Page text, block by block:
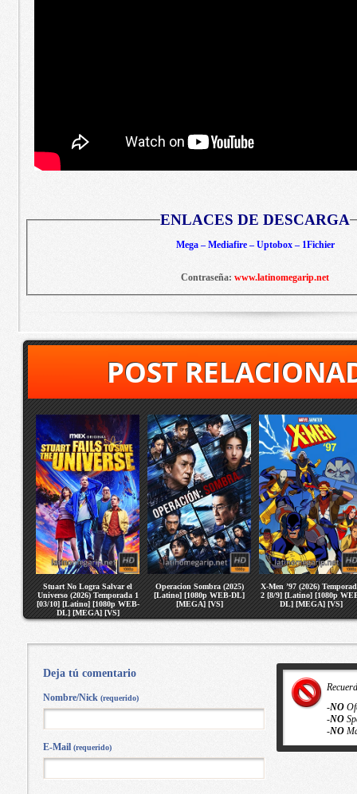
ENLACES DE DESCARGA
Mega – Mediafire – Uptobox – 1Fichier
Contraseña: www.latinomegarip.net
POST
Stuart No Logra Salvar el
Universo (2026) Temporada 1
[03/10] [Latino] [1080p WEB-
DL] [MEGA] [VS]
Operacion Sombra (2025)
[Latino] [1080p WEB-DL]
[MEGA] [VS]
X-Men ’97 (2026)
2 [8/9] [Latino] [1080p
DL] [MEGA] [VS]
-NO
-NO
-NO
Deja tú comentario
Nombre/Nick (requerido)
E-Mail (requerido)